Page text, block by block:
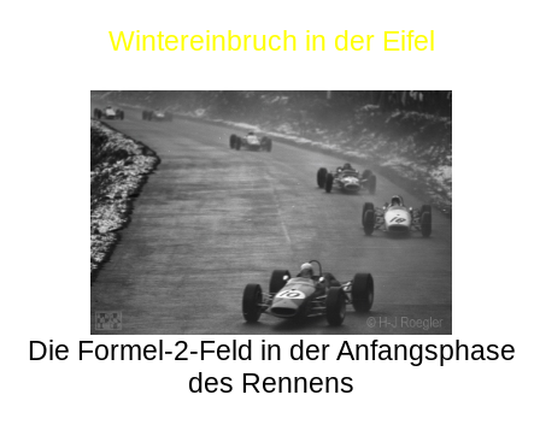
Wintereinbruch in der Eifel
Die Formel-2-Feld in der Anfangsphase
des Rennens